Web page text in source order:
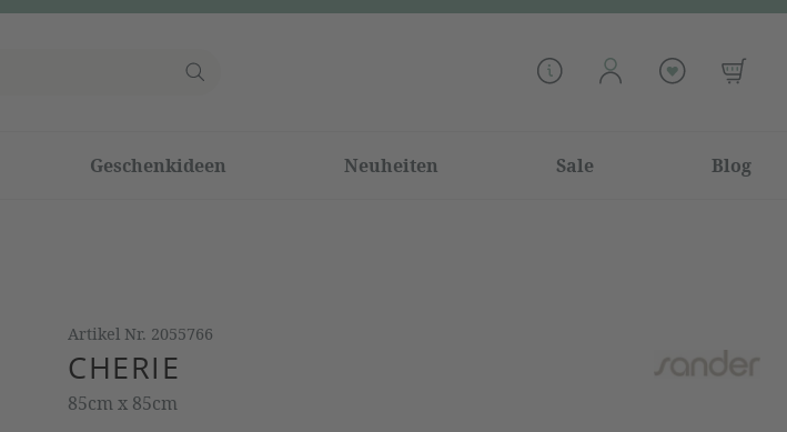
Geschenkideen Neuheiten Sale Blog
Artikel Nr. 2055766
CHERIE
85cm x 85cm